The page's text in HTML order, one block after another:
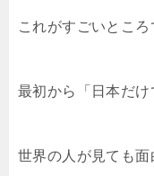
これがすごいところ
最初から「日本だけ
世界の人が見ても